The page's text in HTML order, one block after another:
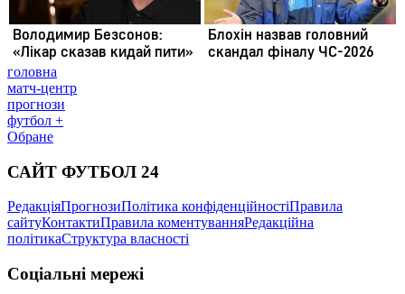
головна
матч-центр
прогнози
футбол +
Обране
САЙТ ФУТБОЛ 24
РедакціяПрогнозиПолітика конфіденційностіПравила
сайтуКонтактиПравила коментуванняРедакційна
політикаСтруктура власності
Соціальні мережі